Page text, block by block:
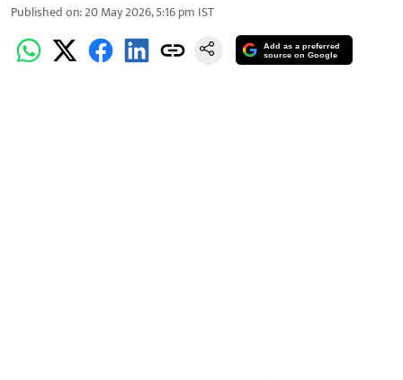
Published on:20 May 2026, 5:16 pm IST
Add as a preferred
source on Google